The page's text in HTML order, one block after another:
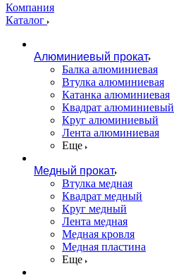
Компания
Каталог
Алюминиевый прокат
Балка алюминиевая
Втулка алюминиевая
Катанка алюминиевая
Квадрат алюминиевый
Круг алюминиевый
Лента алюминиевая
Еще
Медный прокат
Втулка медная
Квадрат медный
Круг медный
Лента медная
Медная кровля
Медная пластина
Еще